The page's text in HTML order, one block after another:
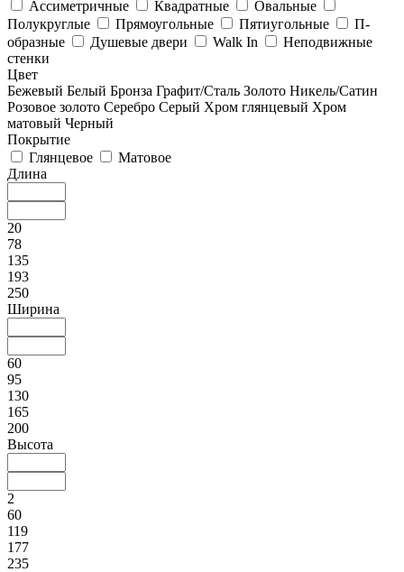
Ассиметричные
Квадратные
Овальные
Полукруглые
Прямоугольные Пятиугольные
П-
образные
Душевые двери Walk In
Неподвижные
стенки
Цвет
Бежевый Белый Бронза Графит/Сталь Золото Никель/Сатин
Розовое золото Серебро Серый Хром глянцевый Хром
матовый Черный
Покрытие
Глянцевое
Матовое
Длина
20
78
135
193
250
Ширина
60
95
130
165
200
Высота
2
60
119
177
235